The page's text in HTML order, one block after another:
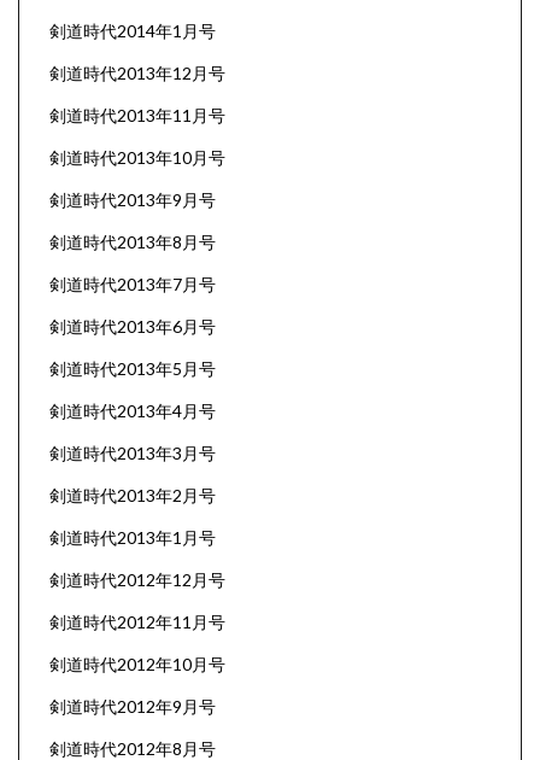
剣道時代2014年1月号
剣道時代2013年12月号
剣道時代2013年11月号
剣道時代2013年10月号
剣道時代2013年9月号
剣道時代2013年8月号
剣道時代2013年7月号
剣道時代2013年6月号
剣道時代2013年5月号
剣道時代2013年4月号
剣道時代2013年3月号
剣道時代2013年2月号
剣道時代2013年1月号
剣道時代2012年12月号
剣道時代2012年11月号
剣道時代2012年10月号
剣道時代2012年9月号
剣道時代2012年8月号